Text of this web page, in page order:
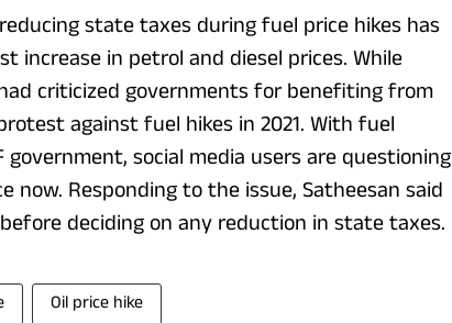
state taxes during fuel price hikes has
increase in petrol and diesel prices. While
criticized governments for benefiting from
against fuel hikes in 2021. With fuel
social media users are questioning
Responding to the issue, Satheesan said
deciding on any reduction in state taxes.
Oil price hike